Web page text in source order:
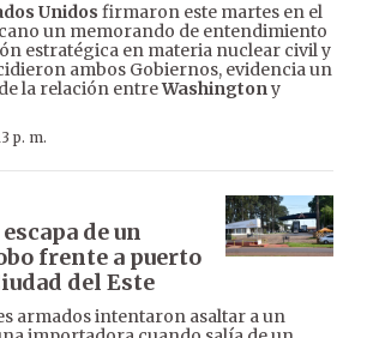
Unidos firmaron este martes en el
un memorando de entendimiento
estratégica en materia nuclear civil y
ambos Gobiernos, evidencia un
la relación entreWashingtony
p. m.
de un
frente a puerto
del Este
armados intentaron asaltar a un